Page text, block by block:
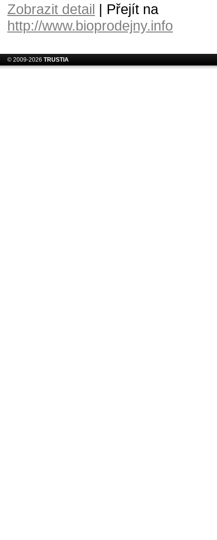
Zobrazit detail | Přejít na
http://www.bioprodejny.info
© 2009-2026 TRUSTIA